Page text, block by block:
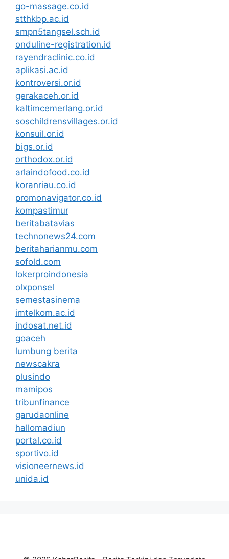
go-massage.co.id
stthkbp.ac.id
smpn5tangsel.sch.id
onduline-registration.id
rayendraclinic.co.id
aplikasi.ac.id
kontroversi.or.id
gerakaceh.or.id
kaltimcemerlang.or.id
soschildrensvillages.or.id
konsuil.or.id
bigs.or.id
orthodox.or.id
arlaindofood.co.id
koranriau.co.id
promonavigator.co.id
kompastimur
beritabatavias
technonews24.com
beritaharianmu.com
sofold.com
lokerproindonesia
olxponsel
semestasinema
imtelkom.ac.id
indosat.net.id
goaceh
lumbung berita
newscakra
plusindo
mamipos
tribunfinance
garudaonline
hallomadiun
portal.co.id
sportivo.id
visioneernews.id
unida.id